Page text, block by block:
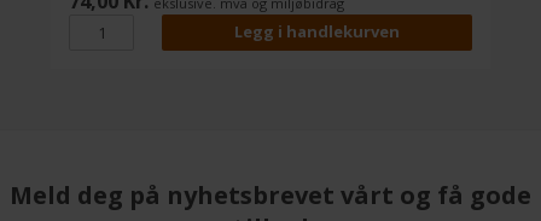
Meld deg på nyhetsbrevet vårt og få gode